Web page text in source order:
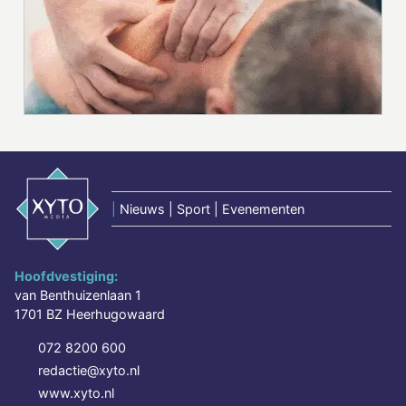
Nieuws | Sport | Evenementen
Hoofdvestiging:
van Benthuizenlaan 1
1701 BZ Heerhugowaard
072 8200 600
redactie@xyto.nl
www.xyto.nl